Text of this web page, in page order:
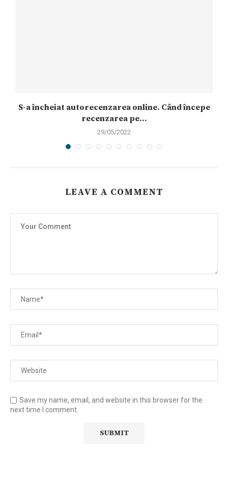
S-a încheiat autorecenzarea online. Când începe
recenzarea pe...
29/05/2022
LEAVE A COMMENT
Save my name, email, and website in this browser for the
next time I comment.